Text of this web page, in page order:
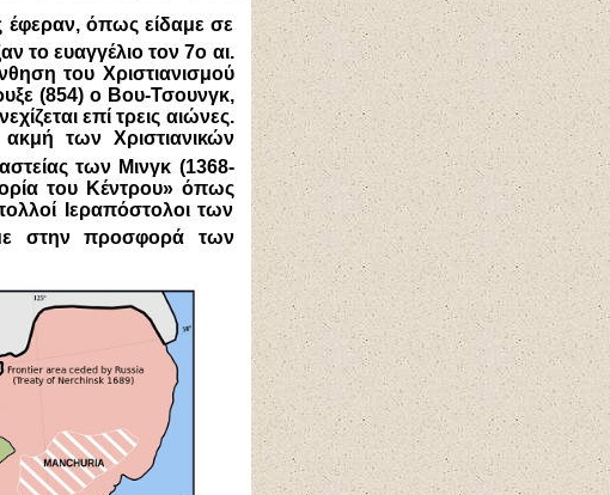
έφεραν, όπως είδαμε σε
το ευαγγέλιο τον 7ο αι.
του Χριστιανισμού
(854) ο Βου-Τσουνγκ,
επί τρεις αιώνες.
ακμή των Χριστιανικών
των Μινγκ (1368-
του Κέντρου» όπως
Ιεραπόστολοι των
στην προσφορά των